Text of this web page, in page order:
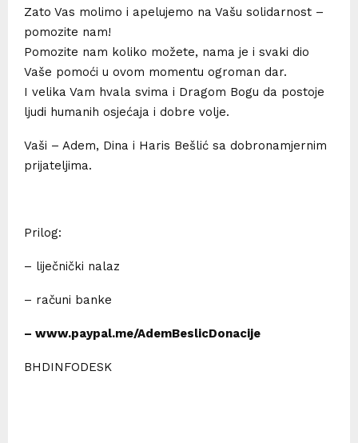
Zato Vas molimo i apelujemo na Vašu solidarnost –
pomozite nam!
Pomozite nam koliko možete, nama je i svaki dio
Vaše pomoći u ovom momentu ogroman dar.
I velika Vam hvala svima i Dragom Bogu da postoje
ljudi humanih osjećaja i dobre volje.
Vaši – Adem, Dina i Haris Bešlić sa dobronamjernim
prijateljima.
Prilog:
– liječnički nalaz
– računi banke
– www.paypal.me/AdemBeslicDonacije
BHDINFODESK